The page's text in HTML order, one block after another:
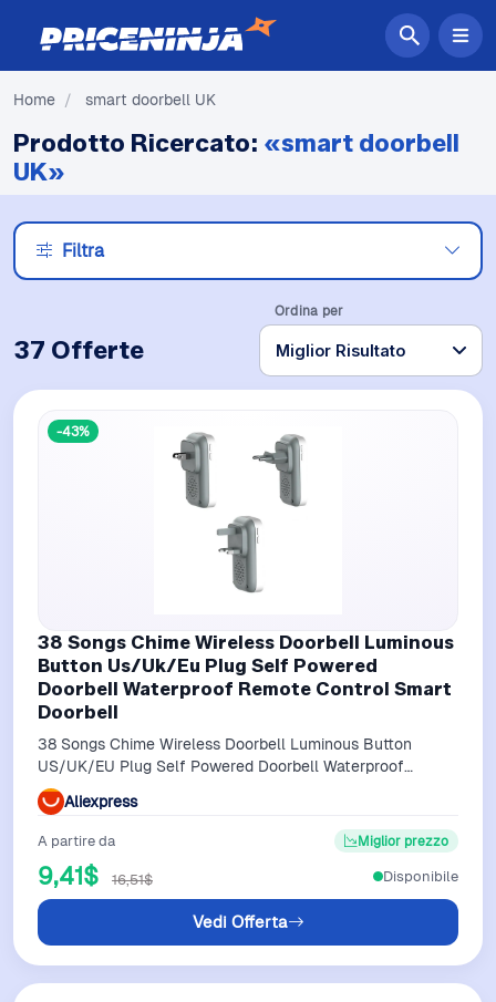
Home / smart doorbell UK
Prodotto Ricercato: «smart doorbell
UK»
Filtra
37 Offerte
Ordina per
-43%
38 Songs Chime Wireless Doorbell Luminous
Button Us/Uk/Eu Plug Self Powered
Doorbell Waterproof Remote Control Smart
Doorbell
38 Songs Chime Wireless Doorbell Luminous Button
US/UK/EU Plug Self Powered Doorbell Waterproof
Remote Control Smart Doorbell
Aliexpress
A partire da
9,41$ 16,51$
Miglior prezzo
Vedi Offerta
Disponibile